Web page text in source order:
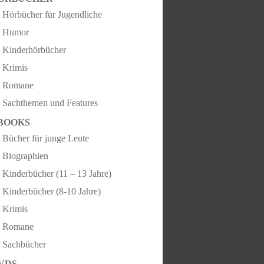
Hörbücher für Jugendliche
Humor
Kinderhörbücher
Krimis
Romane
Sachthemen und Features
Bücher für junge Leute
Biographien
Kinderbücher (11 – 13 Jahre)
Kinderbücher (8-10 Jahre)
Krimis
Romane
Sachbücher